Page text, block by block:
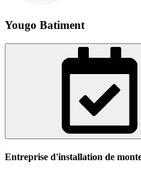
Yougo Batiment
Entreprise d'installation de